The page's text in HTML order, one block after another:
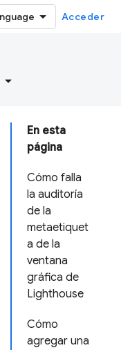
Acceder
En esta
página
Cómo falla
la auditoría
de la
metaetiquet
a de la
ventana
gráfica de
Lighthouse
Cómo
agregar una